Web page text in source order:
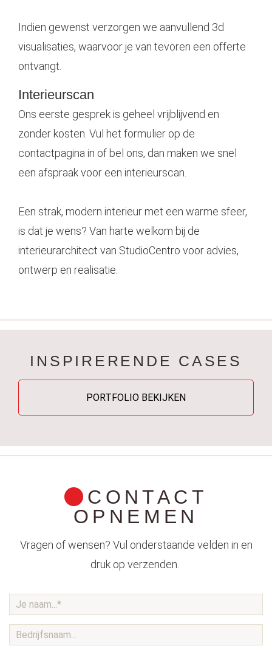
Indien gewenst verzorgen we aanvullend 3d
visualisaties, waarvoor je van tevoren een offerte
ontvangt.
Interieurscan
Ons eerste gesprek is geheel vrijblijvend en
zonder kosten. Vul het formulier op de
contactpagina in of bel ons, dan maken we snel
een afspraak voor een interieurscan.
Een strak, modern interieur met een warme sfeer,
is dat je wens? Van harte welkom bij de
interieurarchitect van StudioCentro voor advies,
ontwerp en realisatie.
INSPIRERENDE CASES
PORTFOLIO BEKIJKEN
CONTACT
OPNEMEN
Vragen of wensen? Vul onderstaande velden in en
druk op verzenden.